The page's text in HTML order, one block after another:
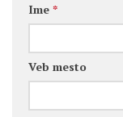
Ime *
Veb mesto